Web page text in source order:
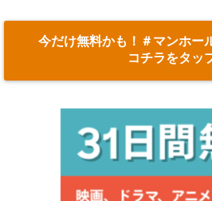
今だけ無料かも！＃マンホー
コチラをタッ